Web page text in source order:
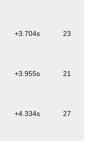
+3.704s 23
+3.955s 21
+4.334s 27